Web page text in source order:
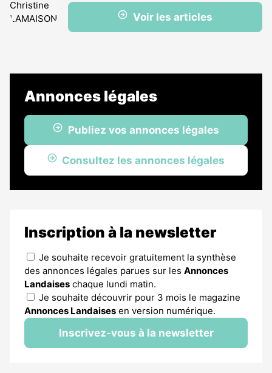
Voir les articles
Annonces légales
Publiez vos annonces légales
Consultez les annonces légales
Inscription à la newsletter
Je souhaite recevoir gratuitement la synthèse
des annonces légales parues sur les Annonces
Landaises chaque lundi matin.
Je souhaite découvrir pour 3 mois le magazine
Annonces Landaises en version numérique.
Inscrivez-vous à la newsletter